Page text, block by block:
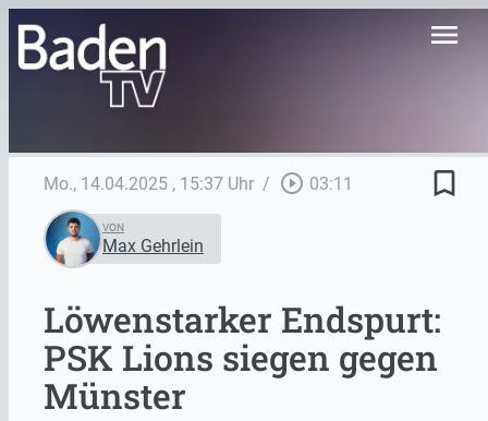
menu
Mo., 14.04.2025 , 15:37 Uhr / play_circle_outline 03:11 bookmark_border
VON
Max Gehrlein
Löwenstarker Endspurt:
PSK Lions siegen gegen
Münster